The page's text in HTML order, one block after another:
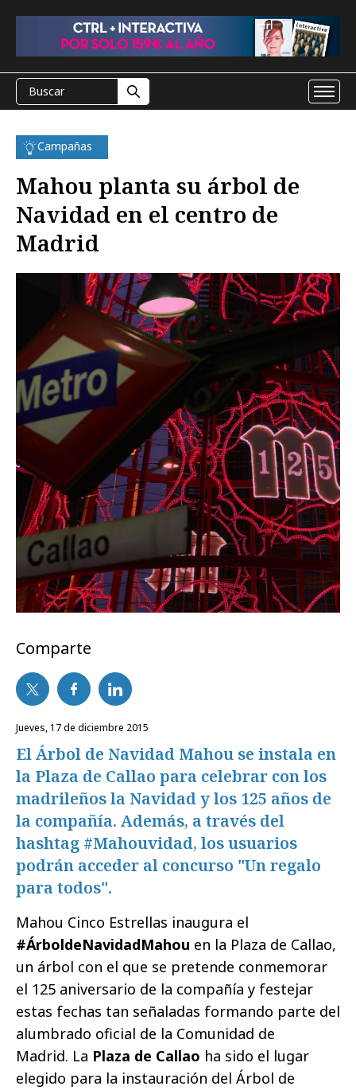
Campañas
Mahou planta su árbol de
Navidad en el centro de
Madrid
Comparte
jueves, 17 de diciembre 2015
El Árbol de Navidad Mahou se instala en
la Plaza de Callao para celebrar con los
madrileños la Navidad y los 125 años de
la compañía. Además, a través del
hashtag #Mahouvidad, los usuarios
podrán acceder al concurso "Un regalo
para todos".
Mahou Cinco Estrellas inaugura el
#ÁrboldeNavidadMahou en la Plaza de Callao,
un árbol con el que se pretende conmemorar
el 125 aniversario de la compañía y festejar
estas fechas tan señaladas formando parte del
alumbrado oficial de la Comunidad de
Madrid. La Plaza de Callao ha sido el lugar
elegido para la instauración del Árbol de